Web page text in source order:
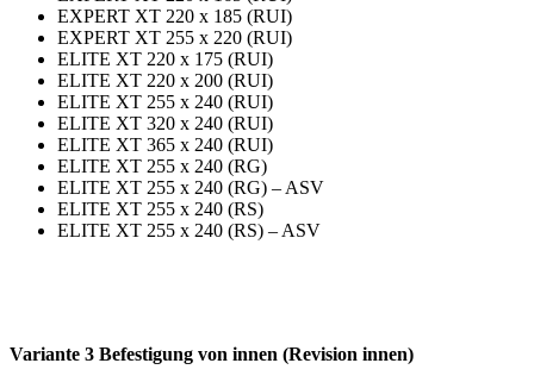
EXPERT XT 220 x 185 (RUI)
EXPERT XT 255 x 220 (RUI)
ELITE XT 220 x 175 (RUI)
ELITE XT 220 x 200 (RUI)
ELITE XT 255 x 240 (RUI)
ELITE XT 320 x 240 (RUI)
ELITE XT 365 x 240 (RUI)
ELITE XT 255 x 240 (RG)
ELITE XT 255 x 240 (RG) – ASV
ELITE XT 255 x 240 (RS)
ELITE XT 255 x 240 (RS) – ASV
Variante 3 Befestigung von innen (Revision innen)